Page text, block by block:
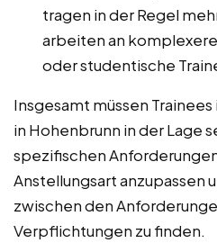
tragen in der Regel
arbeiten an
oder studentische
Insgesamt müssen
in Hohenbrunn in der Lage
spezifischen
Anstellungsart anzupassen
zwischen den
Verpflichtungen zu finden.